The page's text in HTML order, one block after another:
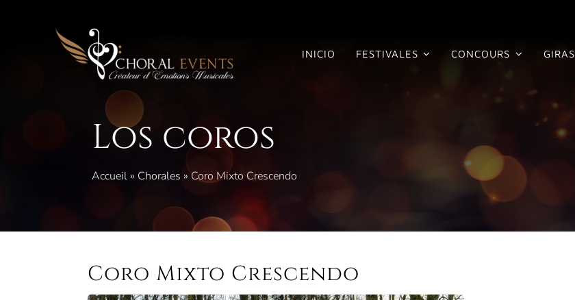
INICIO FESTIVALES CONCOURS GIRAS
Los coros
Accueil » Chorales » Coro Mixto Crescendo
Coro Mixto Crescendo